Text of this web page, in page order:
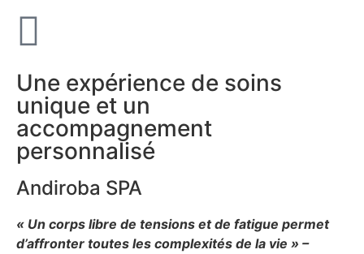
Une expérience de soins
unique et un
accompagnement
personnalisé
Andiroba SPA
« Un corps libre de tensions et de fatigue permet
d’affronter toutes les complexités de la vie » –